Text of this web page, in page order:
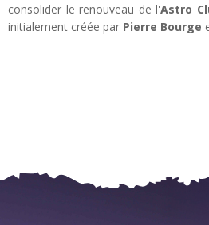
consolider le renouveau de l'Astro
initialement créée par Pierre Bourge